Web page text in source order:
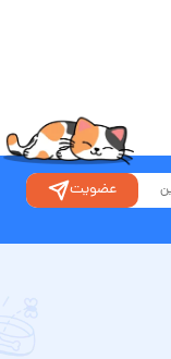
عضویت